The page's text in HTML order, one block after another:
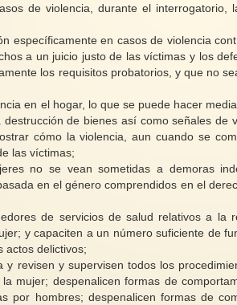
de violencia, durante el
específicamente en casos de violencia
a un juicio justo de las víctimas y los
los requisitos probatorios, y que no
en el hogar, lo que se puede hacer
de bienes así como señales de
cómo la violencia, aun cuando se
las víctimas;
no se vean sometidas a demoras
en el género comprendidos en el
de servicios de salud relativos a la
y capaciten a un número suficiente de
actos delictivos;
y revisen y supervisen todos los
mujer; despenalicen formas de
por hombres; despenalicen formas de